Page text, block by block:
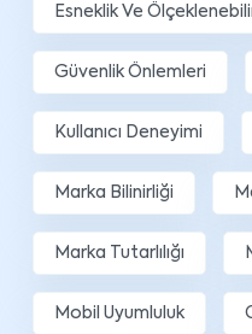
Esneklik Ve
Güvenlik Önlemleri
Kullanıcı Deneyimi
Marka Bilinirliği
Marka Tutarlılığı
Mobil Uyumluluk